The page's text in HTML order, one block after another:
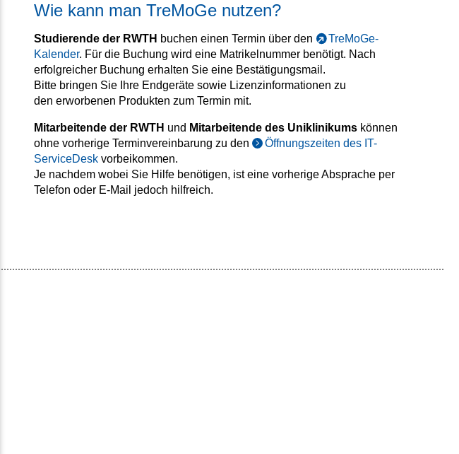
Wie kann man TreMoGe nutzen?
Studierende der RWTH buchen einen Termin über den
TreMoGe-
Kalender. Für die Buchung wird eine Matrikelnummer benötigt. Nach
erfolgreicher Buchung erhalten Sie eine Bestätigungsmail.
Bitte bringen Sie Ihre Endgeräte sowie Lizenzinformationen zu
den erworbenen Produkten zum Termin mit.
Mitarbeitende der RWTH und Mitarbeitende des Uniklinikums können
ohne vorherige Terminvereinbarung zu den
Öffnungszeiten des IT-
ServiceDesk vorbeikommen.
Je nachdem wobei Sie Hilfe benötigen, ist eine vorherige Absprache per
Telefon oder E-Mail jedoch hilfreich.